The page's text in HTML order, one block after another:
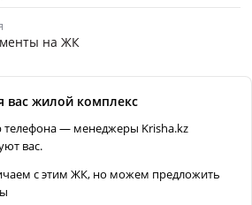
на ЖК
вас жилой комплекс
телефона — менеджеры Krisha.kz
вас.
с этим ЖК, но можем предложить